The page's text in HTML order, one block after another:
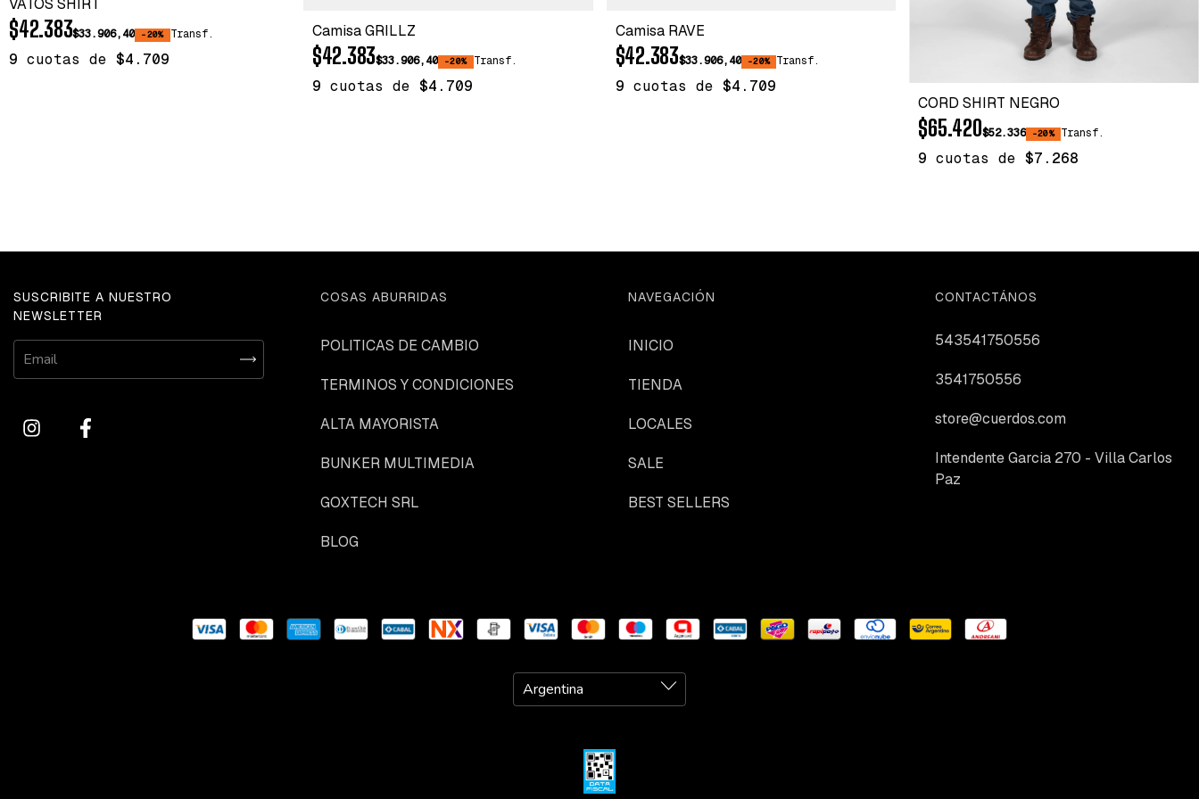
VATOS SHIRT
$42.383$33.906,40 -20% Transf.
9 cuotas de $4.709
Camisa GRILLZ
$42.383$33.906,40 -20% Transf.
9 cuotas de $4.709
Camisa RAVE
$42.383$33.906,40 -20% Transf.
9 cuotas de $4.709
CORD SHIRT NEGRO
$65.420$52.336 -20% Transf.
9 cuotas de$7.268
SUSCRIBITE A NUESTRO
NEWSLETTER
COSAS ABURRIDAS
POLITICAS DE CAMBIO
TERMINOS Y CONDICIONES
ALTA MAYORISTA
BUNKER MULTIMEDIA
GOXTECH SRL
BLOG
NAVEGACIÓN
INICIO
TIENDA
LOCALES
SALE
BEST SELLERS
CONTACTÁNOS
543541750556
3541750556
store@cuerdos.com
Intendente Garcia 270 - Villa Carlos
Paz